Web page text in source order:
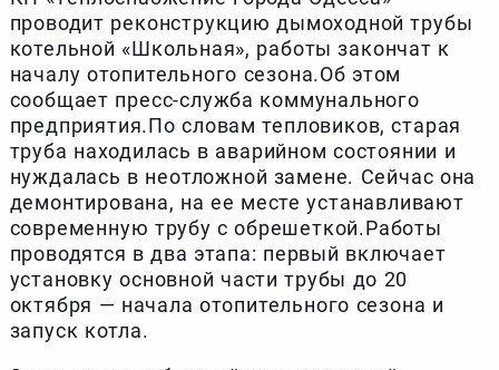
проводит реконструкцию дымоходной трубы
котельной «Школьная», работы закончат к
началу отопительного сезона.Об этом
сообщает пресс-служба коммунального
предприятия.По словам тепловиков, старая
труба находилась в аварийном состоянии и
нуждалась в неотложной замене. Сейчас она
демонтирована, на ее месте устанавливают
современную трубу с обрешеткой.Работы
проводятся в два этапа: первый включает
установку основной части трубы до 20
октября — начала отопительного сезона и
запуск котла.